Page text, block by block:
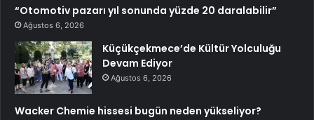
“Otomotiv pazarı yıl sonunda yüzde 20 daralabilir”
Ağustos 6, 2026
Küçükçekmece’de Kültür Yolculuğu
Devam Ediyor
Ağustos 6, 2026
Wacker Chemie hissesi bugün neden yükseliyor?